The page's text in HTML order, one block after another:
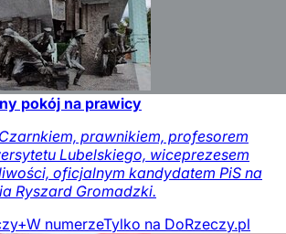
pokój na prawicy
prawnikiem, profesorem
Lubelskiego, wiceprezesem
oficjalnym kandydatem PiS na
Ryszard Gromadzki.
W numerzeTylko na DoRzeczy.pl